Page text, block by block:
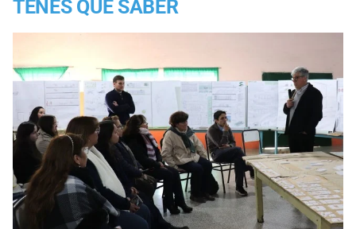
TENES QUE SABER